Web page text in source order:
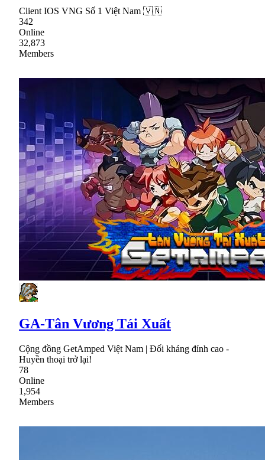
Client IOS VNG Số 1 Việt Nam 🇻🇳
342
Online
32,873
Members
GA-Tân Vương Tái Xuất
Cộng đồng GetAmped Việt Nam | Đối kháng đỉnh cao -
Huyền thoại trở lại!
78
Online
1,954
Members